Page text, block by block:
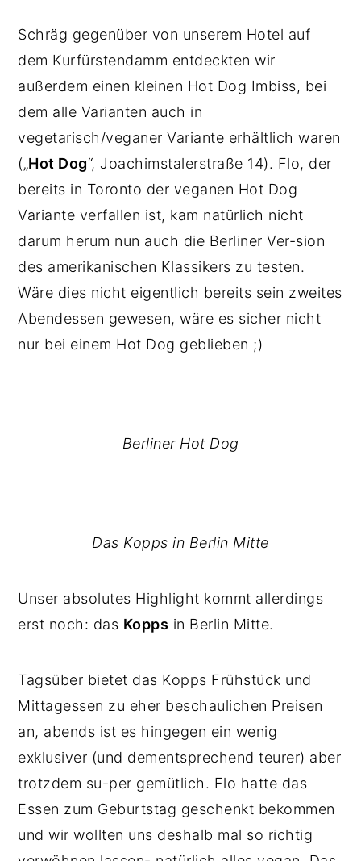
Schräg gegenüber von unserem Hotel auf
dem Kurfürstendamm entdeckten wir
außerdem einen kleinen Hot Dog Imbiss, bei
dem alle Varianten auch in
vegetarisch/veganer Variante erhältlich waren
(„Hot Dog“, Joachimstalerstraße 14). Flo, der
bereits in Toronto der veganen Hot Dog
Variante verfallen ist, kam natürlich nicht
darum herum nun auch die Berliner Ver-sion
des amerikanischen Klassikers zu testen.
Wäre dies nicht eigentlich bereits sein zweites
Abendessen gewesen, wäre es sicher nicht
nur bei einem Hot Dog geblieben ;)
Berliner Hot Dog
Das Kopps in Berlin Mitte
Unser absolutes Highlight kommt allerdings
erst noch: das Kopps in Berlin Mitte.
Tagsüber bietet das Kopps Frühstück und
Mittagessen zu eher beschaulichen Preisen
an, abends ist es hingegen ein wenig
exklusiver (und dementsprechend teurer) aber
trotzdem su-per gemütlich. Flo hatte das
Essen zum Geburtstag geschenkt bekommen
und wir wollten uns deshalb mal so richtig